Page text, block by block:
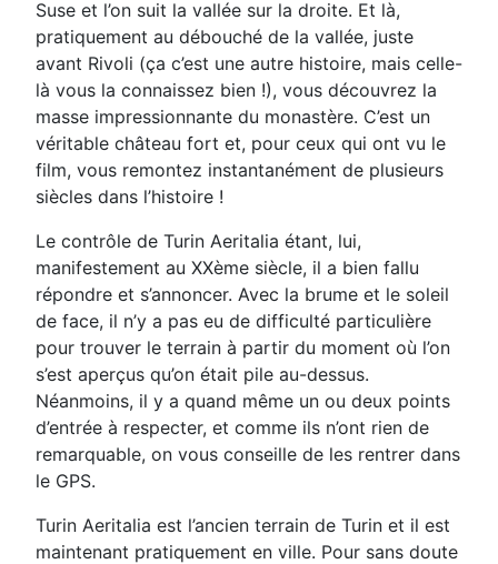
Suse et l’on suit la vallée sur la droite. Et là,
pratiquement au débouché de la vallée, juste
avant Rivoli (ça c’est une autre histoire, mais celle-
là vous la connaissez bien !), vous découvrez la
masse impressionnante du monastère. C’est un
véritable château fort et, pour ceux qui ont vu le
film, vous remontez instantanément de plusieurs
siècles dans l’histoire !
Le contrôle de Turin Aeritalia étant, lui,
manifestement au XXème siècle, il a bien fallu
répondre et s’annoncer. Avec la brume et le soleil
de face, il n’y a pas eu de difficulté particulière
pour trouver le terrain à partir du moment où l’on
s’est aperçus qu’on était pile au-dessus.
Néanmoins, il y a quand même un ou deux points
d’entrée à respecter, et comme ils n’ont rien de
remarquable, on vous conseille de les rentrer dans
le GPS.
Turin Aeritalia est l’ancien terrain de Turin et il est
maintenant pratiquement en ville. Pour sans doute